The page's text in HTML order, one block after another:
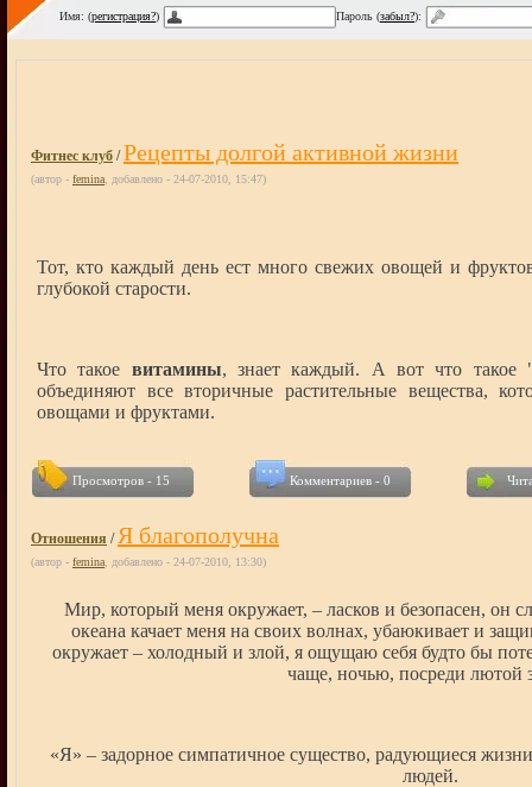
Имя: (регистрация?) Пароль (забыл?):
Фитнес клуб /Рецепты долгой активной жизни
(автор - femina , добавлено - 24-07-2010, 15:47)
Тот, кто каждый день ест много свежих овощей и
глубокой старости.
Что такое витамины, знает каждый. А вот что
объединяют все вторичные растительные вещества,
овощами и фруктами.
Просмотров - 15 Комментариев - 0
Отношения / Я благополучна
(автор - femina , добавлено - 24-07-2010, 13:30)
Мир, который меня окружает, – ласков и безопасен, он
океана качает меня на своих волнах, убаюкивает и
окружает – холодный и злой, я ощущаю себя будто бы
чаще, ночью, посреди лютой
«Я» – задорное симпатичное существо, радующиеся
людей.